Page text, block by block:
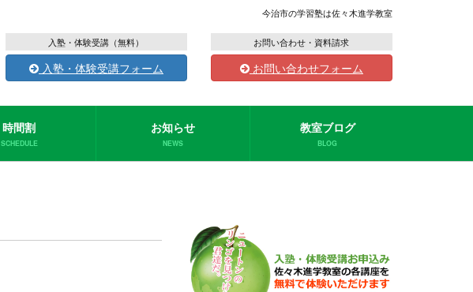
今治市の学習塾は佐々木進学教室
入塾・体験受講（無料）
入塾・体験受講フォーム
お問い合わせ・資料請求
お問い合わせフォーム
時間割
SCHEDULE
お知らせ
NEWS
教室ブログ
BLOG